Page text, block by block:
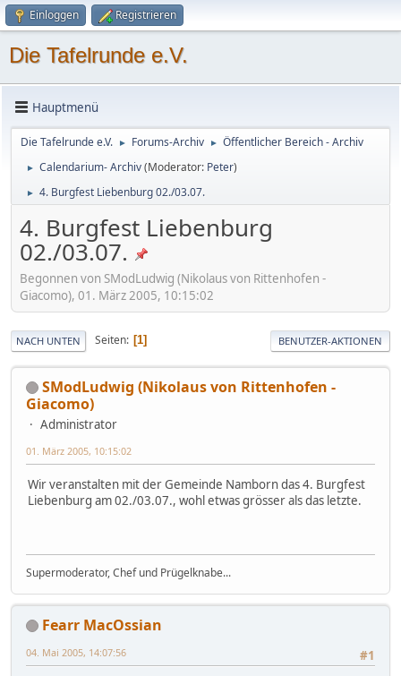
Einloggen Registrieren
Die Tafelrunde e.V.
Hauptmenü
Die Tafelrunde e.V. ► Forums-Archiv ► Öffentlicher Bereich - Archiv
► Calendarium- Archiv(Moderator: Peter)
► 4. Burgfest Liebenburg 02./03.07.
4. Burgfest Liebenburg
02./03.07.
Begonnen von SModLudwig (Nikolaus von Rittenhofen -
Giacomo), 01. März 2005, 10:15:02
NACH UNTEN Seiten 1 BENUTZER-AKTIONEN
SModLudwig (Nikolaus von Rittenhofen -
Giacomo)
Administrator
01. März 2005, 10:15:02
Wir veranstalten mit der Gemeinde Namborn das 4. Burgfest
Liebenburg am 02./03.07., wohl etwas grösser als das letzte.
Supermoderator, Chef und Prügelknabe...
Fearr MacOssian
#1
04. Mai 2005, 14:07:56